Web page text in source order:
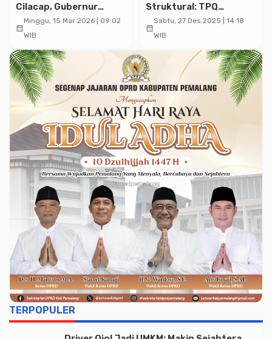
Cilacap, Gubernur
Ahmad Luthfi: Sudah
Saya Ingatkan Berulang
calendar_month
Minggu, 15 Mar 2026 | 09:02
WIB
Struktural: TPQ
Muhammadiyah
Banyumas Perkuat
calendar_month
Sabtu, 27 Des 2025 | 14:18
WIB
TERPOPULER